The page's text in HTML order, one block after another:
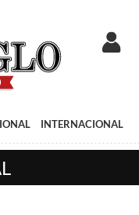
INTERNACIONAL